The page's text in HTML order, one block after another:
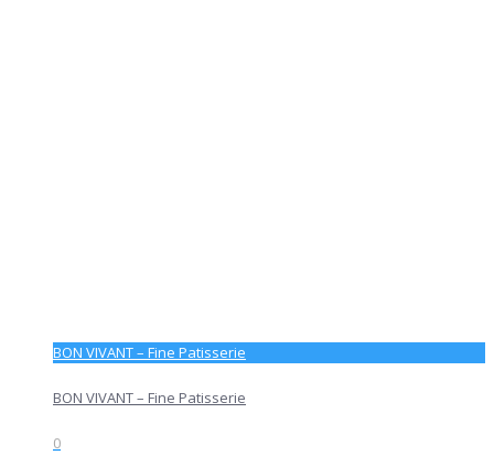
BON VIVANT – Fine Patisserie
BON VIVANT – Fine Patisserie
0